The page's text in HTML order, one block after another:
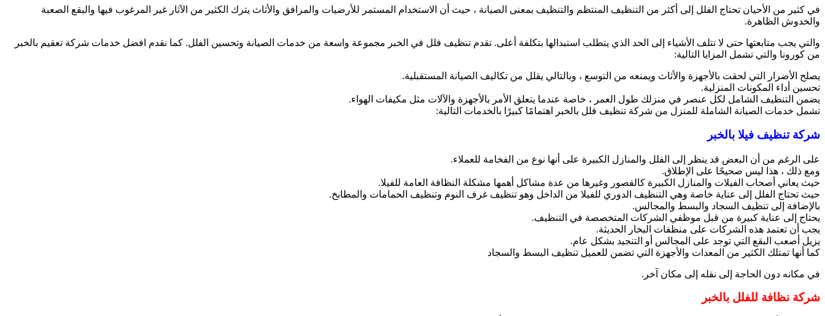
في كثير من الأحيان تحتاج الفلل إلى أكثر من التنظيف المنتظم والتنظيف بمعنى الصيانة ، حيث أن الاستخدام المستمر للأرضيات والمرافق والأثاث يترك الكثير من الآثار غير المرغوب فيها والبقع الصعبة
والخدوش الظاهرة.
والتي يجب متابعتها حتى لا تتلف الأشياء إلى الحد الذي يتطلب استبدالها بتكلفة أعلى. تقدم تنظيف فلل في الخبر مجموعة واسعة من خدمات الصيانة وتحسين الفلل. كما نقدم افضل خدمات شركة تعقيم بالخبر
من كورونا والتي تشمل المزايا التالية:
يصلح الأضرار التي لحقت بالأجهزة والأثاث ويمنعه من التوسع ، وبالتالي يقلل من تكاليف الصيانة المستقبلية.
تحسين أداء المكونات المنزلية.
يضمن التنظيف الشامل لكل عنصر في منزلك طول العمر ، خاصة عندما يتعلق الأمر بالأجهزة والآلات مثل مكيفات الهواء.
تشمل خدمات الصيانة الشاملة للمنزل من شركة تنظيف فلل بالخبر اهتمامًا كبيرًا بالخدمات التالية:
شركة تنظيف فيلا بالخبر
على الرغم من أن البعض قد ينظر إلى الفلل والمنازل الكبيرة على أنها نوع من الفخامة للعملاء.
ومع ذلك ، هذا ليس صحيحًا على الإطلاق.
حيث يعاني أصحاب الفيلات والمنازل الكبيرة كالقصور وغيرها من عدة مشاكل أهمها مشكلة النظافة العامة للفيلا.
حيث تحتاج الفلل إلى عناية خاصة وهي التنظيف الدوري للفيلا من الداخل وهو تنظيف غرف النوم وتنظيف الحمامات والمطابخ.
بالإضافة إلى تنظيف السجاد والبسط والمجالس.
يحتاج إلى عناية كبيرة من قبل موظفي الشركات المتخصصة في التنظيف.
يجب أن تعتمد هذه الشركات على منظفات البخار الحديثة.
يزيل أصعب البقع التي توجد على المجالس أو التنجيد بشكل عام.
كما أنها تمتلك الكثير من المعدات والأجهزة التي تضمن للعميل تنظيف البسط والسجاد
في مكانه دون الحاجة إلى نقله إلى مكان آخر.
شركة نظافة للفلل بالخبر